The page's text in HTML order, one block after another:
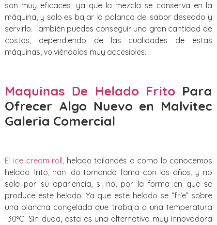
son muy eficaces, ya que la mezcla se conserva en la
máquina, y solo es bajar la palanca del sabor deseado y
servirlo. También puedes conseguir una gran cantidad de
costos, dependiendo de las cualidades de estas
máquinas, volviéndolas muy accesibles.
Maquinas De Helado Frito Para
Ofrecer Algo Nuevo en Malvitec
Galeria Comercial
El ice cream roll, helado tailandés o como lo conocemos
helado frito, han ido tomando fama con los años, y no
solo por su apariencia, si no, por la forma en que se
produce este helado. Ya que este helado se “fríe” sobre
una plancha congelada que trabaja a una temperatura
-30ºC. Sin duda, esta es una alternativa muy innovadora